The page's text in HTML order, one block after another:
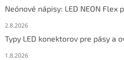
Neónové nápisy: LED NEON Flex
2.8.2026
Typy LED konektorov pre pásy a
1.8.2026